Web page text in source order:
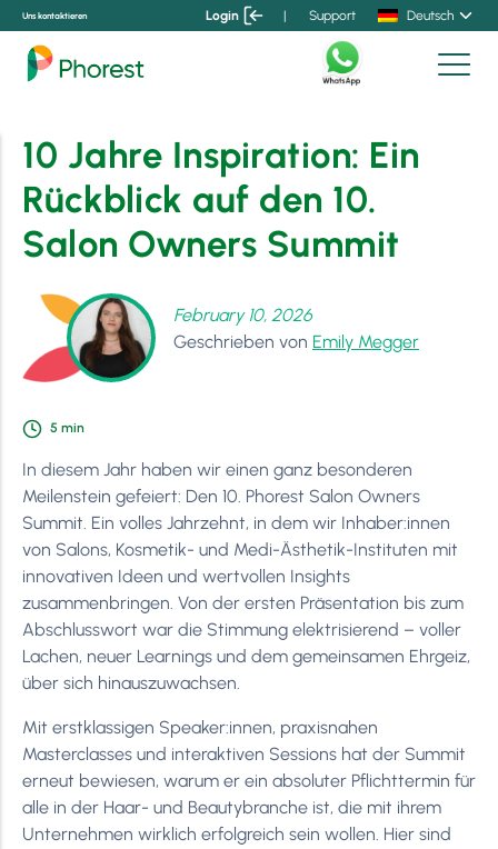
Uns kontaktieren Login | Support Deutsch
10 Jahre Inspiration: Ein
Rückblick auf den 10.
Salon Owners Summit
February 10, 2026
Geschrieben von Emily Megger
5 min
In diesem Jahr haben wir einen ganz besonderen
Meilenstein gefeiert: Den 10. Phorest Salon Owners
Summit. Ein volles Jahrzehnt, in dem wir Inhaber:innen
von Salons, Kosmetik- und Medi-Ästhetik-Instituten mit
innovativen Ideen und wertvollen Insights
zusammenbringen. Von der ersten Präsentation bis zum
Abschlusswort war die Stimmung elektrisierend – voller
Lachen, neuer Learnings und dem gemeinsamen Ehrgeiz,
über sich hinauszuwachsen.
Mit erstklassigen Speaker:innen, praxisnahen
Masterclasses und interaktiven Sessions hat der Summit
erneut bewiesen, warum er ein absoluter Pflichttermin für
alle in der Haar- und Beautybranche ist, die mit ihrem
Unternehmen wirklich erfolgreich sein wollen. Hier sind